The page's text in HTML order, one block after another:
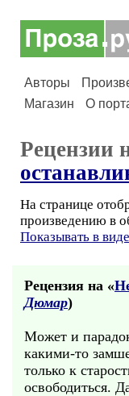
Авторы
Магазин
О
Рецензии
На странице
произведению в
Показывать в
Рецензия на «
Дюмар)
Может и
какими-то
только к
освободиться.